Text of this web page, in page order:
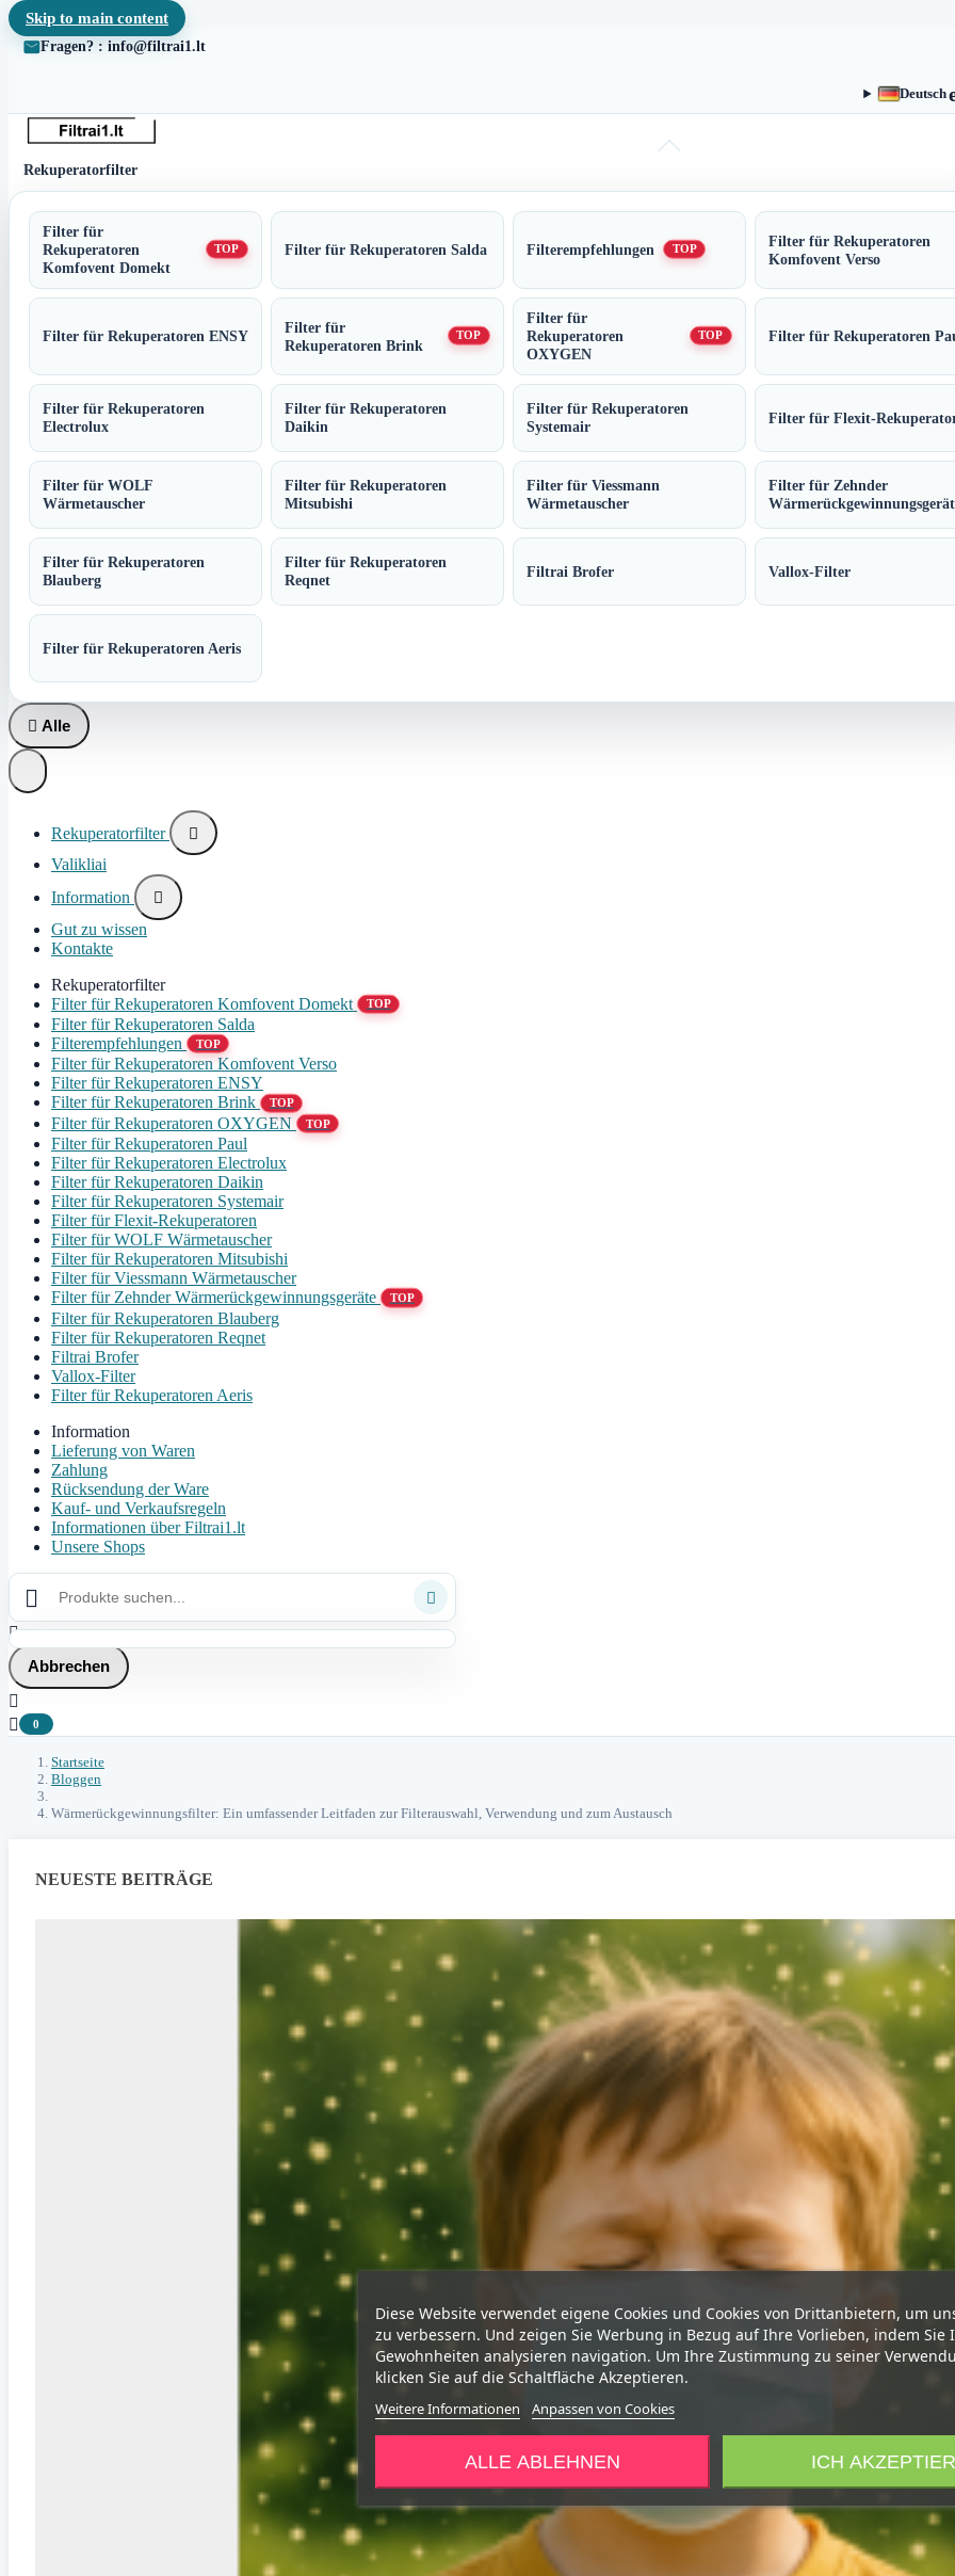
Skip to main content
Fragen? : info@filtrai1.lt
Deutsch
Rekuperatorfilter
Filter für
Rekuperatoren
Komfovent Domekt
TOP Filter für Rekuperatoren Salda Filterempfehlungen TOP
Filter für Rekuperatoren
Komfovent Verso
Filter für Rekuperatoren ENSY
Filter für
Rekuperatoren Brink
TOP
Filter für
Rekuperatoren
OXYGEN
TOP Filter für Rekuperatoren
Filter für Rekuperatoren
Electrolux
Filter für Rekuperatoren
Daikin
Filter für Rekuperatoren
Systemair
Filter für Flexit-
Filter für WOLF
Wärmetauscher
Filter für Rekuperatoren
Mitsubishi
Filter für Viessmann
Wärmetauscher
Filter für Zehnder
Filter für Rekuperatoren
Blauberg
Filter für Rekuperatoren
Reqnet
Filtrai Brofer Vallox-Filter
Filter für Rekuperatoren Aeris
 Alle
Rekuperatorfilter

Valikliai
Information

Gut zu wissen
Kontakte
Rekuperatorfilter
Filter für Rekuperatoren Komfovent Domekt
TOP
Filter für Rekuperatoren Salda
Filterempfehlungen
TOP
Filter für Rekuperatoren Komfovent Verso
Filter für Rekuperatoren ENSY
Filter für Rekuperatoren Brink
TOP
Filter für Rekuperatoren OXYGEN TOP
Filter für Rekuperatoren Paul
Filter für Rekuperatoren Electrolux
Filter für Rekuperatoren Daikin
Filter für Rekuperatoren Systemair
Filter für Flexit-Rekuperatoren
Filter für WOLF Wärmetauscher
Filter für Rekuperatoren Mitsubishi
Filter für Viessmann Wärmetauscher
Filter für Zehnder Wärmerückgewinnungsgeräte
TOP
Filter für Rekuperatoren Blauberg
Filter für Rekuperatoren Reqnet
Filtrai Brofer
Vallox-Filter
Filter für Rekuperatoren Aeris
Information
Lieferung von Waren
Zahlung
Rücksendung der Ware
Kauf- und Verkaufsregeln
Informationen über Filtrai1.lt
Unsere Shops



Abbrechen


0
Startseite
Bloggen
Wärmerückgewinnungsfilter: Ein umfassender Leitfaden zur Filterauswahl, Verwendung und zum Austausch
NEUESTE BEITRÄGE
Diese Website verwendet eigene Cookies und Cookies von Drittanbietern, um
zu verbessern. Und zeigen Sie Werbung in Bezug auf Ihre Vorlieben, indem Sie
Gewohnheiten analysieren navigation. Um Ihre Zustimmung zu seiner
klicken Sie auf die Schaltfläche Akzeptieren.
Weitere Informationen Anpassen von Cookies
ALLE ABLEHNEN ICH